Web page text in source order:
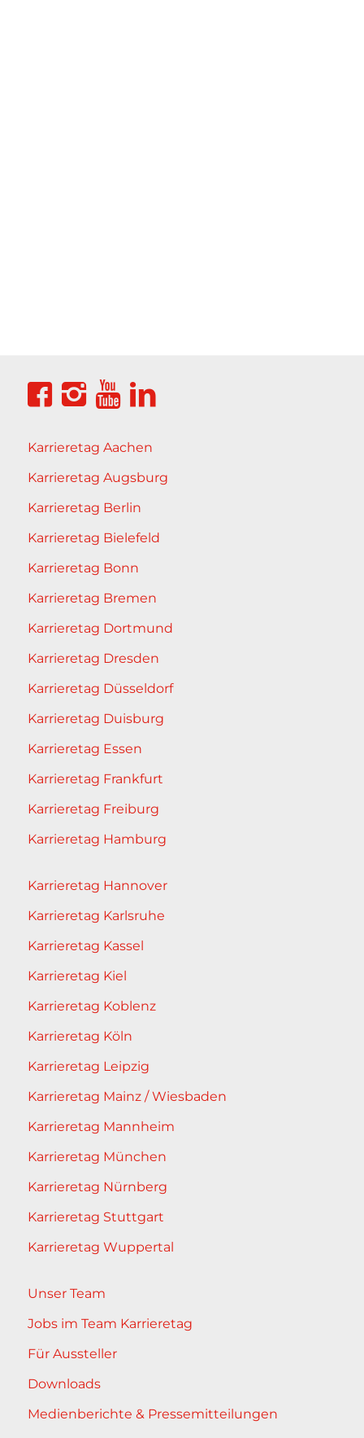
Karrieretag Aachen
Karrieretag Augsburg
Karrieretag Berlin
Karrieretag Bielefeld
Karrieretag Bonn
Karrieretag Bremen
Karrieretag Dortmund
Karrieretag Dresden
Karrieretag Düsseldorf
Karrieretag Duisburg
Karrieretag Essen
Karrieretag Frankfurt
Karrieretag Freiburg
Karrieretag Hamburg
Karrieretag Hannover
Karrieretag Karlsruhe
Karrieretag Kassel
Karrieretag Kiel
Karrieretag Koblenz
Karrieretag Köln
Karrieretag Leipzig
Karrieretag Mainz / Wiesbaden
Karrieretag Mannheim
Karrieretag München
Karrieretag Nürnberg
Karrieretag Stuttgart
Karrieretag Wuppertal
Unser Team
Jobs im Team Karrieretag
Für Aussteller
Downloads
Medienberichte & Pressemitteilungen